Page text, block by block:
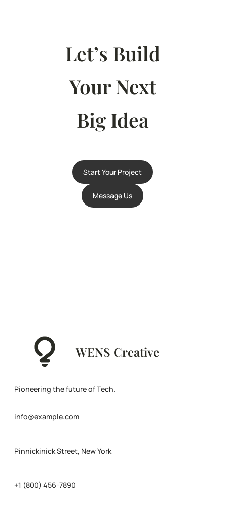
Let’s Build
Your Next
Big Idea
Start Your Project
Message Us
WENS Creative
Pioneering the future of Tech.
info@example.com
Pinnickinick Street, New York
+1 (800) 456-7890